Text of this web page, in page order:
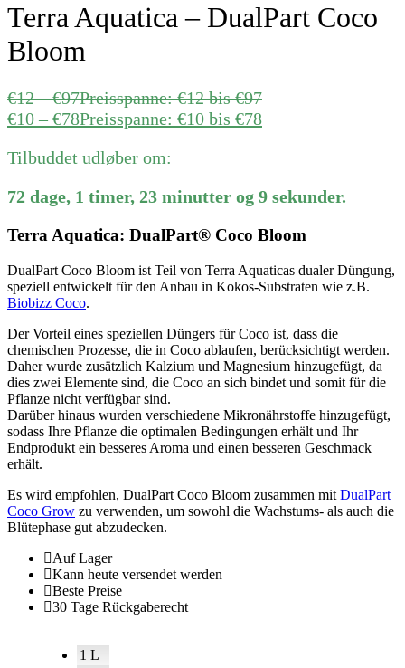
Terra Aquatica – DualPart Coco
Bloom
€12 –€97Preisspanne: €12 bis €97
€10 –€78Preisspanne: €10 bis €78
Tilbuddet udløber om:
72 dage, 1 timer, 23 minutter og 9 sekunder.
Terra Aquatica: DualPart® Coco Bloom
DualPart Coco Bloom ist Teil von Terra Aquaticas dualer Düngung,
speziell entwickelt für den Anbau in Kokos-Substraten wie z.B.
Biobizz Coco.
Der Vorteil eines speziellen Düngers für Coco ist, dass die
chemischen Prozesse, die in Coco ablaufen, berücksichtigt werden.
Daher wurde zusätzlich Kalzium und Magnesium hinzugefügt, da
dies zwei Elemente sind, die Coco an sich bindet und somit für die
Pflanze nicht verfügbar sind.
Darüber hinaus wurden verschiedene Mikronährstoffe hinzugefügt,
sodass Ihre Pflanze die optimalen Bedingungen erhält und Ihr
Endprodukt ein besseres Aroma und einen besseren Geschmack
erhält.
Es wird empfohlen, DualPart Coco Bloom zusammen mit DualPart
Coco Grow zu verwenden, um sowohl die Wachstums- als auch die
Blütephase gut abzudecken.
Auf Lager
Kann heute versendet werden
Beste Preise
30 Tage Rückgaberecht
1 L